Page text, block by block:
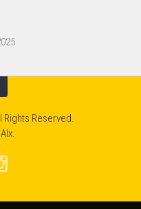
Rights Reserved.
Alx.